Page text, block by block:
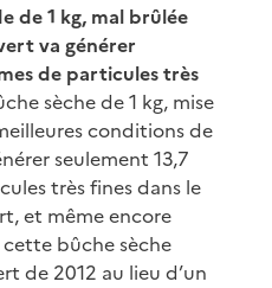
de 1 kg, mal brûlée
va générer
de particules très
sèche de 1 kg, mise
conditions de
seulement 13,7
très fines dans le
et même encore
bûche sèche
de 2012 au lieu d’un